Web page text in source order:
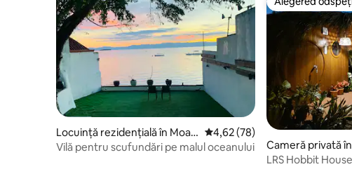
Locuință rezidențială în Moalb
oal
Scor mediu de 4,62 din 5, 78
4,62 (78)
Vilă pentru scufundări pe malul oceanului
Alegerea
Cameră privată
LRS Hobbit